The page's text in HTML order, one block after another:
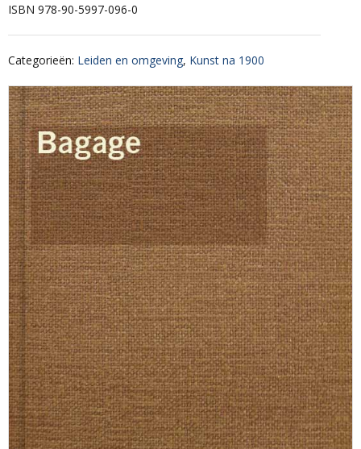
ISBN 978-90-5997-096-0
Categorieën: Leiden en omgeving, Kunst na 1900